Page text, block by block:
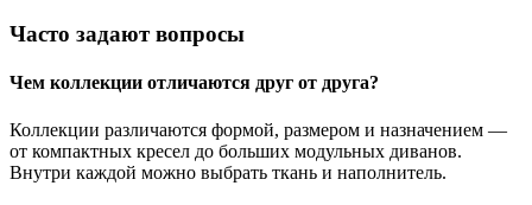
Часто задают вопросы
Чем коллекции отличаются друг от друга?
Коллекции различаются формой, размером и назначением —
от компактных кресел до больших модульных диванов.
Внутри каждой можно выбрать ткань и наполнитель.